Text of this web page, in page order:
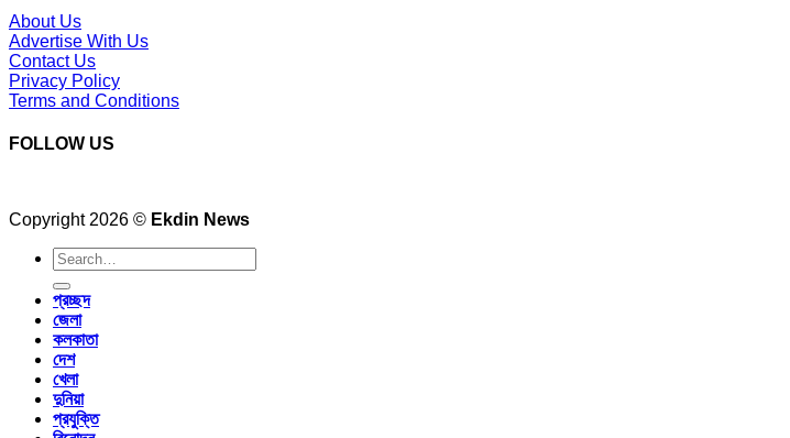
About Us
Advertise With Us
Contact Us
Privacy Policy
Terms and Conditions
FOLLOW US
Copyright 2026 © Ekdin News
প্রচ্ছদ
জেলা
কলকাতা
দেশ
খেলা
দুনিয়া
প্রযুক্তি